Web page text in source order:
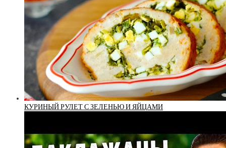
КУРИНЫЙ РУЛЕТ С ЗЕЛЕНЬЮ И ЯЙЦАМИ